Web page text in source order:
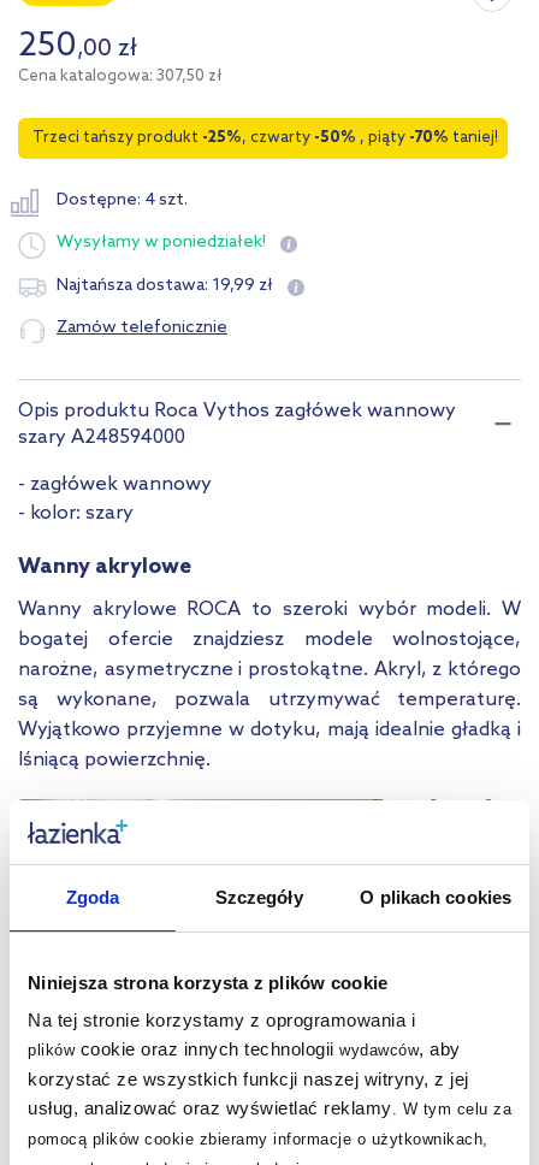
Zgoda Szczegóły O plikach cookies
Niniejsza strona korzysta z plików cookie
Na tej stronie korzystamy z oprogramowania i
plikówcookie oraz innych technologii wydawców, aby
korzystać ze wszystkich funkcji naszej witryny, z jej
usług, analizować oraz wyświetlać reklamy. W tym celu za
pomocą plików cookie zbieramy informacje o użytkownikach,
250,00 zł
Cena katalogowa: 307,50 zł
Trzeci tańszy produkt -25%, czwarty -50% , piąty -70% taniej!
Dostępne: 4 szt.
Wysyłamyw poniedziałek!
Najtańsza dostawa: 19,99 zł
Zamów telefonicznie
Opis produktu Roca Vythos zagłówek wannowy
szary A248594000
- zagłówek wannowy
- kolor: szary
Wanny akrylowe
Wanny akrylowe ROCA to szeroki wybór modeli. W
bogatej ofercie znajdziesz modele wolnostojące,
narożne, asymetryczne i prostokątne. Akryl, z którego
są wykonane, pozwala utrzymywać temperaturę.
Wyjątkowo przyjemne w dotyku, mają idealnie gładką i
lśniącą powierzchnię.